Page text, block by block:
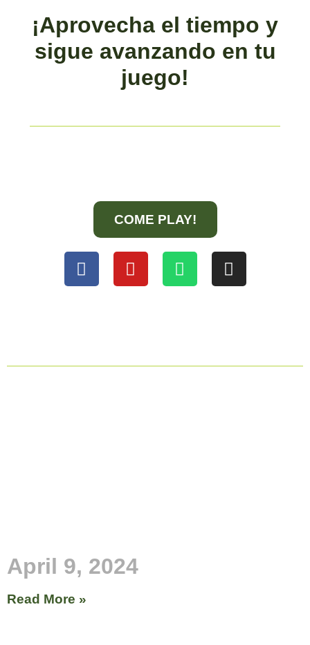
¡Aprovecha el tiempo y
sigue avanzando en tu
juego!
COME PLAY!
April 9, 2024
Read More »